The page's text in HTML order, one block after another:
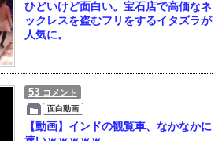
ひどいけど面白い。宝石店で高価なネ
ックレスを盗むフリをするイタズラが
人気に。
53 コメント
面白動画
【動画】インドの観覧車、なかなかに